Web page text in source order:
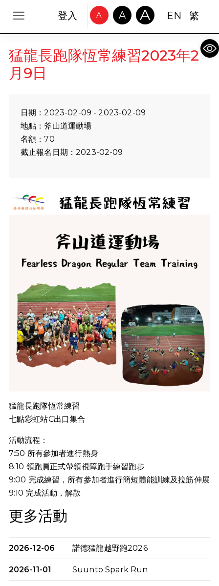
登入 A A A EN 繁
猛龍長跑隊恆常練習2023年2
月9日
日期：2023-02-09 - 2023-02-09
地點：斧山道運動場
名額：70
截止報名日期：2023-02-09
猛龍長跑隊恆常練習
七點彩虹站C出口集合
活動流程：
7:50 所有參加者進行熱身
8:10 領跑員正式帶領視障跑手練習跑步
9:00 完成練習，所有參加者進行簡短體能訓練及拉筋伸展
9:10 完成活動，解散
更多活動
2026-12-06 諾德猛龍越野跑2026
2026-11-01 Suunto Spark Run